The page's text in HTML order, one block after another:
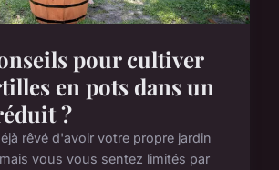
pour cultiver
en pots dans un
?
rêvé d'avoir votre propre jardin
vous vous sentez limités par